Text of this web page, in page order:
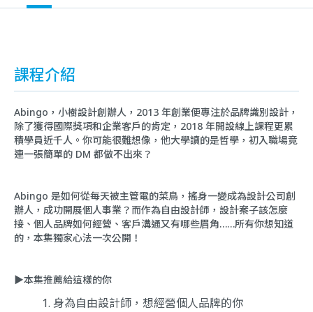
課程介紹
Abingo，小樹設計創辦人，2013 年創業便專注於品牌識別設計，
除了獲得國際獎項和企業客戶的肯定，2018 年開設線上課程更累
積學員近千人。你可能很難想像，他大學讀的是哲學，初入職場竟
連一張簡單的 DM 都做不出來？
Abingo 是如何從每天被主管電的菜鳥，搖身一變成為設計公司創
辦人，成功開展個人事業？而作為自由設計師，設計案子該怎麼
接、個人品牌如何經營、客戶溝通又有哪些眉角……所有你想知道
的，本集獨家心法一次公開！
▶本集推薦給這樣的你
身為自由設計師，想經營個人品牌的你